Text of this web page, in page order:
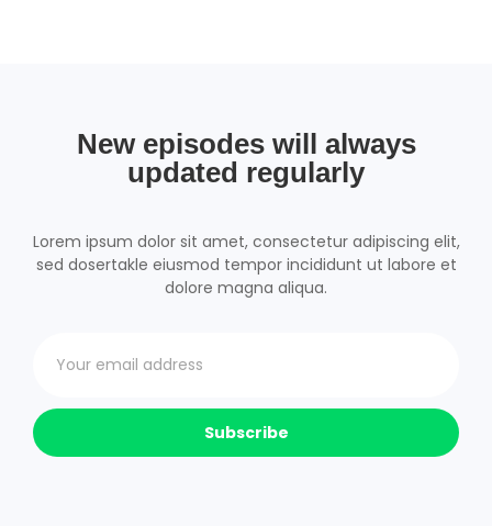
New episodes will always
updated regularly
Lorem ipsum dolor sit amet, consectetur adipiscing elit,
sed dosertakle eiusmod tempor incididunt ut labore et
dolore magna aliqua.
Subscribe